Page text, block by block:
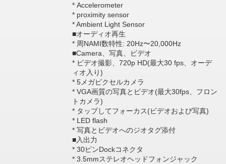
* Accelerometer
* proximity sensor
* Ambient Light Sensor
■オーディオ再生
* 周NAMI数特性: 20Hz〜20,000Hz
■Camera、写真、ビデオ
* ビデオ撮影、720p HD(最大30 fps、オーデ
ィオ入り)
* 5メガピクセルカメラ
* VGA画質の写真とビデオ(最大30fps、フロン
トカメラ)
* タップしてフォーカス(ビデオおよび写真)
* LED flash
* 写真とビデオへのジオタグ添付
■入出力
* 30ピンDockコネクタ
* 3.5mmステレオヘッドフォンジャック